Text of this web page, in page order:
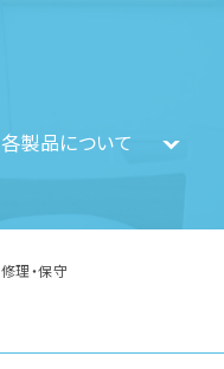
各製品について
修理・保守